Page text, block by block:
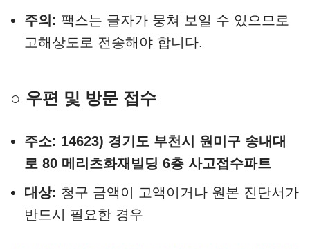
주의: 팩스는 글자가 뭉쳐 보일 수 있으므로
고해상도로 전송해야 합니다.
○ 우편 및 방문 접수
주소: 14623) 경기도 부천시 원미구 송내대
로 80 메리츠화재빌딩 6층 사고접수파트
대상: 청구 금액이 고액이거나 원본 진단서가
반드시 필요한 경우